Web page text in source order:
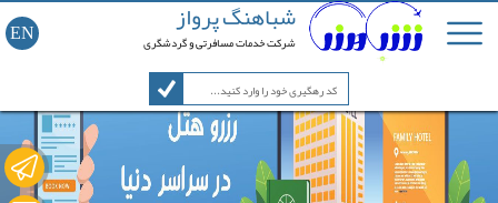
EN شباهنگ پرواز
شرکت خدمات مسافرتی و گردشگری